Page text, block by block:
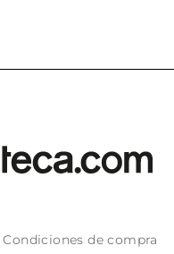
Condiciones de compra